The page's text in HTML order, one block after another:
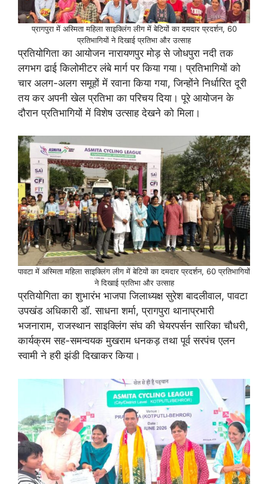
प्रागपुरा में अस्मिता महिला साइक्लिंग लीग में बेटियों का दमदार प्रदर्शन, 60
प्रतिभागियों ने दिखाई प्रतिभा और उत्साह
प्रतियोगिता का आयोजन नारायणपुर मोड़ से जोधपुरा नदी तक
लगभग ढाई किलोमीटर लंबे मार्ग पर किया गया। प्रतिभागियों को
चार अलग-अलग समूहों में रवाना किया गया, जिन्होंने निर्धारित दूरी
तय कर अपनी खेल प्रतिभा का परिचय दिया। पूरे आयोजन के
दौरान प्रतिभागियों में विशेष उत्साह देखने को मिला।
पावटा में अस्मिता महिला साइक्लिंग लीग में बेटियों का दमदार प्रदर्शन, 60 प्रतिभागियों
ने दिखाई प्रतिभा और उत्साह
प्रतियोगिता का शुभारंभ भाजपा जिलाध्यक्ष सुरेश बादलीवाल, पावटा
उपखंड अधिकारी डॉ. साधना शर्मा, प्रागपुरा थानाप्रभारी
भजनाराम, राजस्थान साइक्लिंग संघ की चेयरपर्सन सारिका चौधरी,
कार्यक्रम सह-समन्वयक मुखराम धनकड़ तथा पूर्व सरपंच एलन
स्वामी ने हरी झंडी दिखाकर किया।